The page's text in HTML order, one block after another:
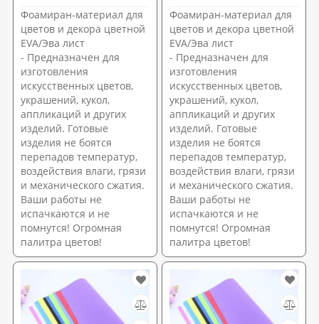
Фоамиран-материал для
цветов и декора цветной
EVA/Эва лист
- Предназначен для
изготовления
искусственных цветов,
украшений, кукол,
аппликаций и других
изделий. Готовые
изделия не боятся
перепадов температур,
воздействия влаги, грязи
и механического сжатия.
Ваши работы не
испачкаются и не
помнутся! Огромная
палитра цветов!
Фоамиран-материал для
цветов и декора цветной
EVA/Эва лист
- Предназначен для
изготовления
искусственных цветов,
украшений, кукол,
аппликаций и других
изделий. Готовые
изделия не боятся
перепадов температур,
воздействия влаги, грязи
и механического сжатия.
Ваши работы не
испачкаются и не
помнутся! Огромная
палитра цветов!